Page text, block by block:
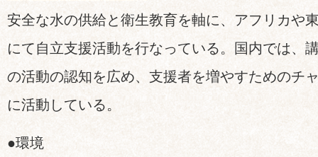
安全な水の供給と衛生教育を軸に、アフリカや
にて自立支援活動を行なっている。国内では、
の活動の認知を広め、支援者を増やすためのチ
に活動している。
●環境